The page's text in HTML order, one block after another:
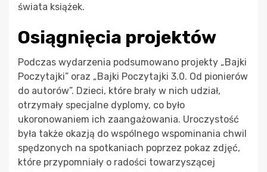
świata książek.
Osiągnięcia projektów
Podczas wydarzenia podsumowano projekty „Bajki
Poczytajki” oraz „Bajki Poczytajki 3.0. Od pionierów
do autorów”. Dzieci, które brały w nich udział,
otrzymały specjalne dyplomy, co było
ukoronowaniem ich zaangażowania. Uroczystość
była także okazją do wspólnego wspominania chwil
spędzonych na spotkaniach poprzez pokaz zdjęć,
które przypomniały o radości towarzyszącej